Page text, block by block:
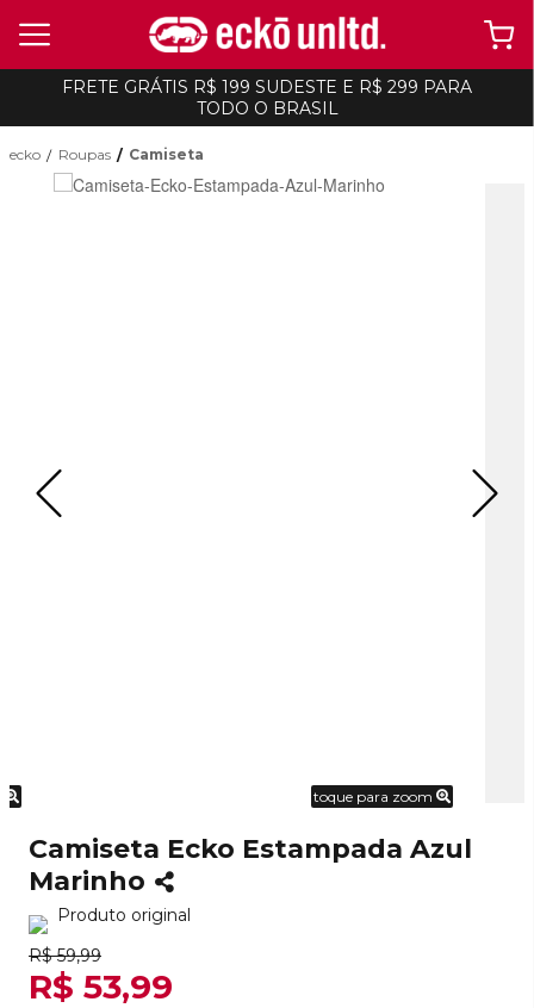
FRETE GRÁTIS R$ 199 SUDESTE E R$ 299 PARA
TODO O BRASIL
ecko Roupas Camiseta
toque para zoom
Camiseta Ecko Estampada Azul
Marinho
Produto original
R$ 59,99
R$ 53,99